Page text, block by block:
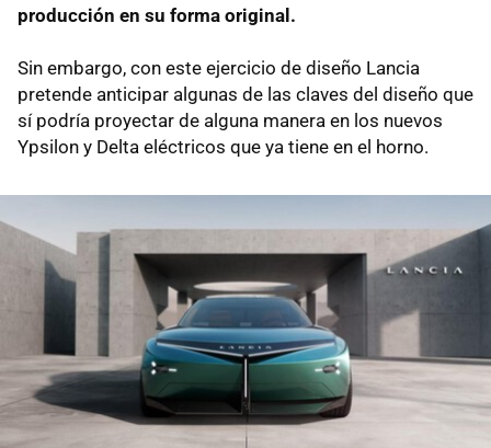
producción en su forma original.
Sin embargo, con este ejercicio de diseño Lancia
pretende anticipar algunas de las claves del diseño que
sí podría proyectar de alguna manera en los nuevos
Ypsilon y Delta eléctricos que ya tiene en el horno.